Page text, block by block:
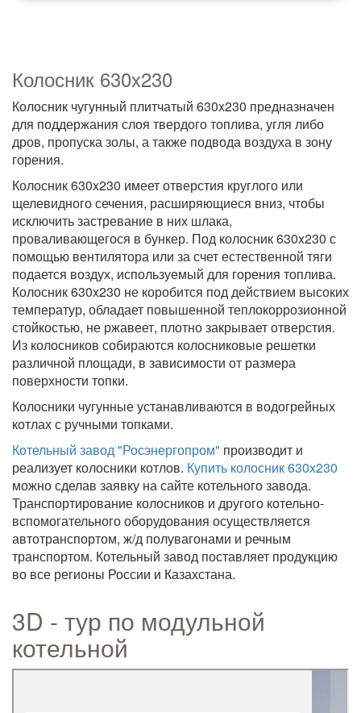
Колосник 630x230
Колосник чугунный плитчатый 630x230 предназначен
для поддержания слоя твердого топлива, угля либо
дров, пропуска золы, а также подвода воздуха в зону
горения.
Колосник 630x230 имеет отверстия круглого или
щелевидного сечения, расширяющиеся вниз, чтобы
исключить застревание в них шлака,
проваливающегося в бункер. Под колосник 630x230 с
помощью вентилятора или за счет естественной тяги
подается воздух, используемый для горения топлива.
Колосник 630x230 не коробится под действием высоких
температур, обладает повышенной теплокоррозионной
стойкостью, не ржавеет, плотно закрывает отверстия.
Из колосников собираются колосниковые решетки
различной площади, в зависимости от размера
поверхности топки.
Колосники чугунные устанавливаются в водогрейных
котлах с ручными топками.
Котельный завод "Росэнергопром" производит и
реализует колосники котлов. Купить колосник 630x230
можно сделав заявку на сайте котельного завода.
Транспортирование колосников и другого котельно-
вспомогательного оборудования осуществляется
автотранспортом, ж/д полувагонами и речным
транспортом. Котельный завод поставляет продукцию
во все регионы России и Казахстана.
3D - тур по модульной
котельной